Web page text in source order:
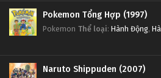
Pokemon Tổng Hợp (1997)
Pokemon Thể loại: Hành Động,
Naruto Shippuden (2007)